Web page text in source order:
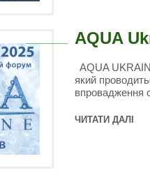
AQUA
AQUA
який
впровадження
ЧИТАТИ ДАЛІ